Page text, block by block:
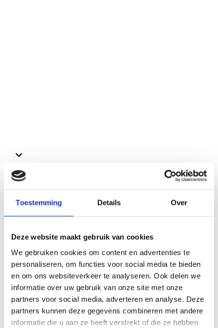
Toestemming Details Over
Deze website maakt gebruik van cookies
We gebruiken cookies om content en advertenties te
personaliseren, om functies voor social media te bieden
en om ons websiteverkeer te analyseren. Ook delen we
informatie over uw gebruik van onze site met onze
partners voor social media, adverteren en analyse. Deze
partners kunnen deze gegevens combineren met andere
informatie die u aan ze heeft verstrekt of die ze hebben